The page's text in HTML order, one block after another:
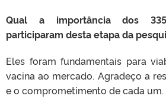
Qual a importância dos
participaram desta etapa da
Eles foram fundamentais para
vacina ao mercado. Agradeço a
e o comprometimento de cada um.